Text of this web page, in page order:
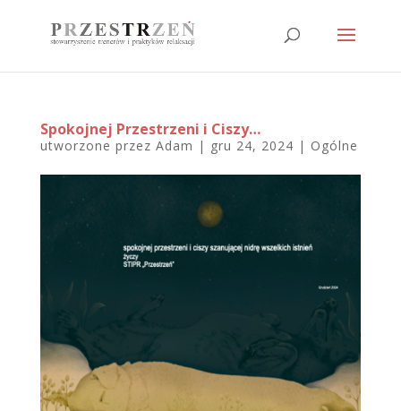
Spokojnej Przestrzeni i Ciszy…
utworzone przez Adam | gru 24, 2024 | Ogólne